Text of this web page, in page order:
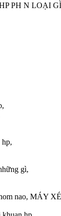
PH N LOẠI
gì,
nao,